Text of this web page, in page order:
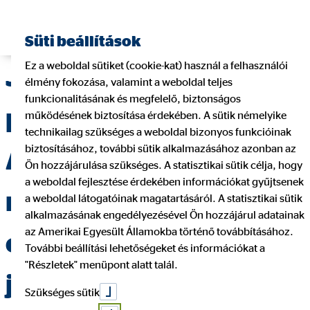
Jó féléves eredményt
produkált az OVB –
Aggodalmak a magán
nyugdíj-
előtakarékosság
jövője miatt
Süti beállítások
Ez a weboldal sütiket (cookie-kat) használ a felhasználói
élmény fokozása, valamint a weboldal teljes
funkcionalitásának és megfelelő, biztonságos
működésének biztosítása érdekében. A sütik némelyike
technikailag szükséges a weboldal bizonyos funkcióinak
biztosításához, további sütik alkalmazásához azonban az
Ön hozzájárulása szükséges. A statisztikai sütik célja, hogy
a weboldal fejlesztése érdekében információkat gyűjtsenek
a weboldal látogatóinak magatartásáról. A statisztikai sütik
alkalmazásának engedélyezésével Ön hozzájárul adatainak
az Amerikai Egyesült Államokba történő továbbításához.
További beállítási lehetőségeket és információkat a
"Részletek" menüpont alatt talál.
Szükséges sütik